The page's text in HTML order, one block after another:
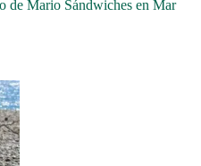
de Mario Sándwiches en Mar